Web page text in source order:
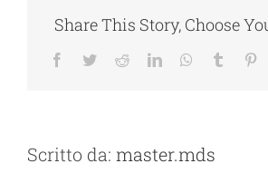
Share This Story, Choose
Facebook
TwitterRedditLinkedInWhatsApp
Tumblr
Scritto da: master.mds